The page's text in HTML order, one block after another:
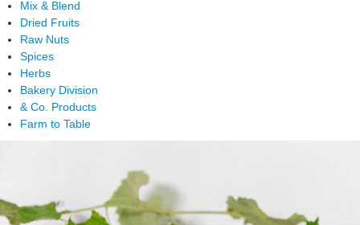
Mix & Blend
Dried Fruits
Raw Nuts
Spices
Herbs
Bakery Division
& Co. Products
Farm to Table